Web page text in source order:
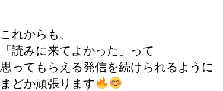
これからも、
「読みに来てよかった」って
思ってもらえる発信を続けられるように
まどか頑張ります